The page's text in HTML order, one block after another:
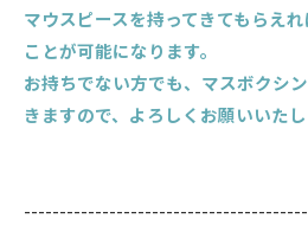
マウスピースを持ってきてもらえ
ことが可能になります。
お持ちでない方でも、マスボクシ
きますので、よろしくお願いいたし